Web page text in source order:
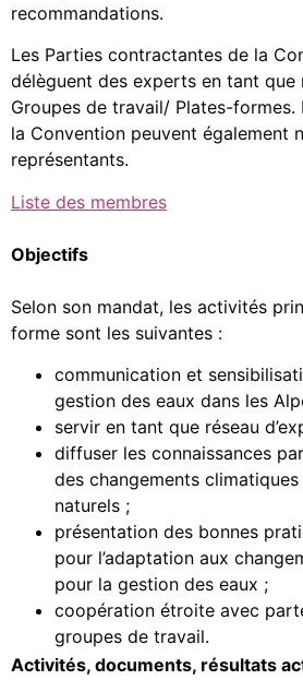
recommandations.
Les Parties contractantes de la
délèguent des experts en tant que
Groupes de travail/ Plates-formes.
la Convention peuvent également
représentants.
Liste des membres
Objectifs
Selon son mandat, les activités
forme sont les suivantes :
communication et
gestion des eaux dans les
servir en tant que réseau
diffuser les connaissances
des changements
naturels ;
présentation des bonnes
pour l’adaptation aux
pour la gestion des eaux ;
coopération étroite avec
groupes de travail.
Activités, documents, résultats